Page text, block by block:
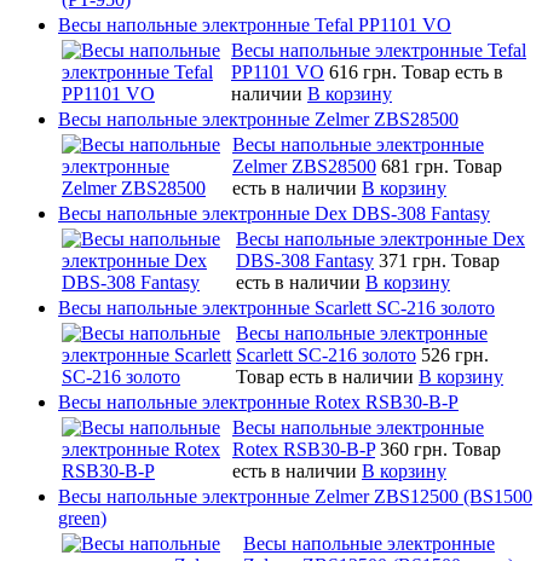
Весы напольные электронные Tefal PP1101 VO
Весы напольные электронные Tefal
PP1101 VO 616 грн. Товар есть в
наличии В корзину
Весы напольные электронные Zelmer ZBS28500
Весы напольные электронные
Zelmer ZBS28500 681 грн. Товар
есть в наличии В корзину
Весы напольные электронные Dex DBS-308 Fantasy
Весы напольные электронные Dex
DBS-308 Fantasy 371 грн. Товар
есть в наличии В корзину
Весы напольные электронные Scarlett SC-216 золото
Весы напольные электронные
Scarlett SC-216 золото 526 грн.
Товар есть в наличии В корзину
Весы напольные электронные Rotex RSB30-B-P
Весы напольные электронные
Rotex RSB30-B-P 360 грн. Товар
есть в наличии В корзину
Весы напольные электронные Zelmer ZBS12500 (BS1500
green)
Весы напольные электронные